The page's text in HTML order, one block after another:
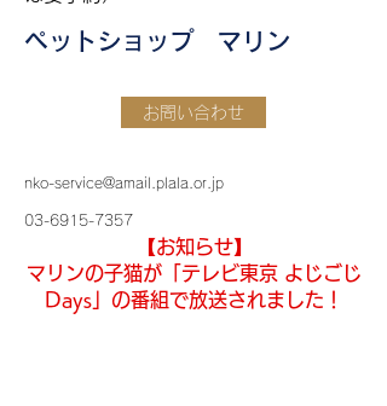
ペットショップ マリン
お問い合わせ
nko-service@amail.plala.or.jp
03-6915-7357
【お知らせ】
マリンの子猫が「テレビ東京 よじごじ
Days」の番組で放送されました！